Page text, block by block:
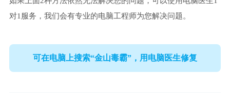
对1服务，我们会有专业的电脑工程师为您解决问题。
可在电脑上搜索“金山毒霸”，用电脑医生修复